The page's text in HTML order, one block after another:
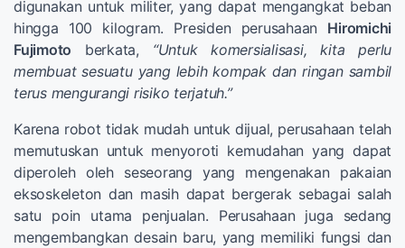
digunakan untuk militer, yang dapat mengangkat beban
hingga 100 kilogram. Presiden perusahaan Hiromichi
Fujimoto berkata, “Untuk komersialisasi, kita perlu
membuat sesuatu yang lebih kompak dan ringan sambil
terus mengurangi risiko terjatuh.”
Karena robot tidak mudah untuk dijual, perusahaan telah
memutuskan untuk menyoroti kemudahan yang dapat
diperoleh oleh seseorang yang mengenakan pakaian
eksoskeleton dan masih dapat bergerak sebagai salah
satu poin utama penjualan. Perusahaan juga sedang
mengembangkan desain baru, yang memiliki fungsi dan